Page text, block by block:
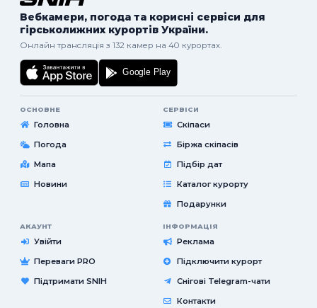
Вебкамери, погода та корисні сервіси для
гірськолижних курортів України.
Онлайн трансляція з 132 камер на 40 курортах.
ОСНОВНЕ
Головна
Погода
Мапа
Новини
СЕРВІСИ
Скіпаси
Біржа скіпасів
Підбір дат
Каталог курорту
Подарунки
АКАУНТ
Увійти
Переваги PRO
Підтримати SNIH
ІНФОРМАЦІЯ
Реклама
Підключити курорт
Снігові Telegram-чати
Контакти